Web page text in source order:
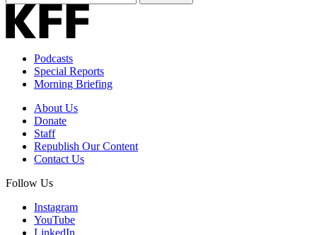
Email
Address
Podcasts
Special Reports
Morning Briefing
About Us
Donate
Staff
Republish Our Content
Contact Us
Follow Us
Instagram
YouTube
LinkedIn